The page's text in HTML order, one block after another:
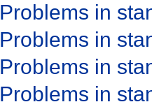
Problems in
Problems in
Problems in
Problems in